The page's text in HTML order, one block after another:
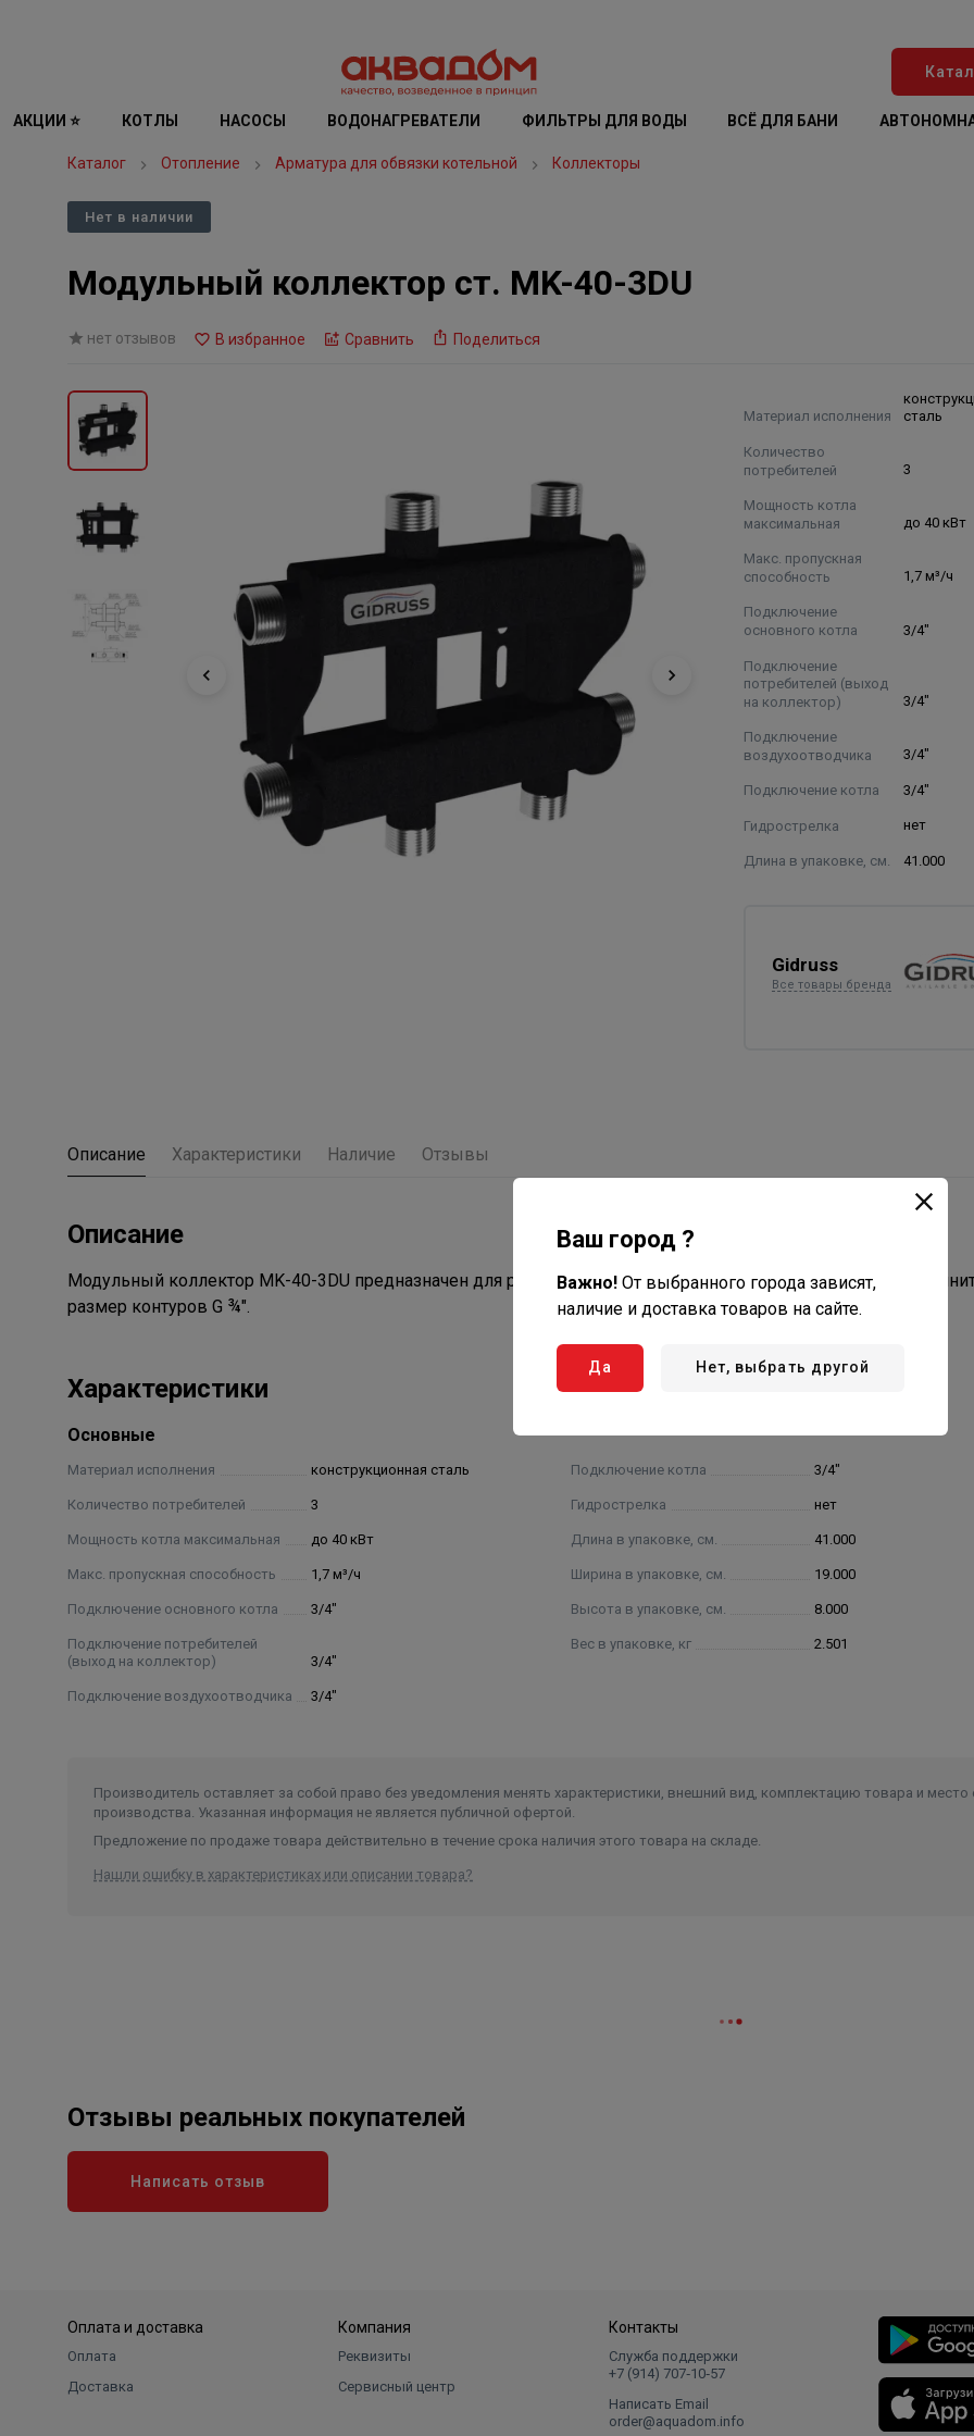
АКЦИИ ⭐ КОТЛЫ НАСОСЫ ВОДОНАГРЕВАТЕЛИ ФИЛЬТРЫ ДЛЯ ВОДЫ ВСЁ ДЛЯ БАНИ
Каталог Отопление Арматура для обвязки котельной Коллекторы
Нет в наличии
Модульный коллектор ст. MK-40-3DU
нет отзывов В избранное Сравнить Поделиться
Материал исполнения
сталь
Количество
потребителей
3
Мощность котла
максимальная
до 40 кВт
Макс. пропускная
способность
1,7 м³/ч
Подключение
основного котла
3/4"
Подключение
потребителей (выход
на коллектор)
3/4"
Подключение
воздухоотводчика
3/4"
Подключение котла 3/4"
Гидрострелка нет
Длина в упаковке, см. 41.000
Gidruss
Все товары бренда
Описание Характеристики Наличие Отзывы
Описание
Модульный коллектор MK-40-3DU предназначен для распределения теплоносителя по контурам.
размер контуров G ¾″.
Характеристики
Основные
Материал исполнения конструкционная сталь
Количество потребителей 3
Мощность котла максимальная до 40 кВт
Макс. пропускная способность 1,7 м³/ч
Подключение основного котла 3/4"
Подключение потребителей
(выход на коллектор)
3/4"
Подключение воздухоотводчика 3/4"
Подключение котла 3/4"
Гидрострелка нет
Длина в упаковке, см. 41.000
Ширина в упаковке, см. 19.000
Высота в упаковке, см. 8.000
Вес в упаковке, кг 2.501
Производитель оставляет за собой право без уведомления менять характеристики, внешний вид, комплектацию товара и место
производства. Указанная информация не является публичной офертой.
Предложение по продаже товара действительно в течение срока наличия этого товара на складе.
Нашли ошибку в характеристиках или описании товара?
Отзывы реальных покупателей
Написать отзыв
Оплата и доставка
Оплата
Доставка
Компания
Реквизиты
Сервисный центр
Контакты
Служба поддержки
+7 (914) 707‑10‑57
Написать Email
order@aquadom.info
Ваш город ?
Важно! От выбранного города зависят,
наличие и доставка товаров на сайте.
Да Нет, выбрать другой